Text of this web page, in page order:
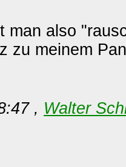
man also
zu meinem
, Walter